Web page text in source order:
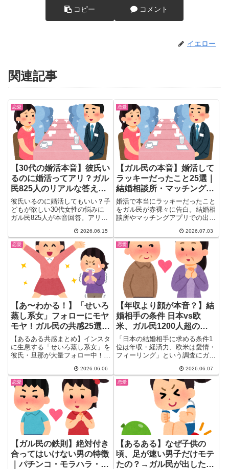
コピー コメント
イエロー
関連記事
恋愛
【30代の婚活本音】彼氏い
るのに婚活ってアリ？ガル
民825人のリアルな答え25
選
彼氏いるのに婚活してもいい？子
どもが欲しい30代女性の悩みに
ガル民825人が本音回答。アリ派
ナシ派「因果応報になる」、宣言
派「彼に告げてから」の3つの意
見を25選で徹底まとめ。婚活を
考えている女性必読。
2026.06.15
恋愛
【ガル民の本音】婚活して
ラッキーだったこと25選｜
結婚相談所・マッチングア
プリのリアル体験談
婚活で本当にラッキーだったこと
をガル民が赤裸々に告白。結婚相
談所やマッチングアプリでの出会
婚エピソードから、婚活で得た自
分磨き・情報収集・話し方の練習
といった副産物まで、リアルな体
験談25選を厳選して紹介しま
す。婚活を迷っている人はぜひ参
考にしてみてください。
2026.07.03
恋愛
【あ〜わかる！】「せいろ
蒸し系女」フォローにモヤ
モヤ！ガル民の共感25選｜
令和の蛙化現象？
【あるある共感まとめ】インスタ
に生息する「せいろ蒸し系女」を
彼氏・旦那が大量フォロー中！
和の蛙化現象」と共感殺到のガル
民コメ25選。「露出よりたちが
悪い」姑息な料理垢偽装への嫌悪
感と男性心理もガチ考察。
2026.06.06
恋愛
【年収より顔が本音？】結
婚相手の条件 日本vs欧
米、ガル民1200人超の本
音分析
「日本の結婚相手に求める条件1
位は年収・経済力、欧米は愛情・
フィーリング」という調査にガル
いのが気持ち悪い・欧米も言い換
えてるだけ・結婚離れの本当の理
由は別にある。30〜50代女性
1200人超の本音まとめ。
2026.06.07
恋愛
【ガル民の鉄則】絶対付き
合ってはいけない男の特徴
｜パチンコ・モラハラ・お
恋愛
【あるある】なぜ子供の
頃、足が速い男子だけモテ
たの？→ガル民が出した真